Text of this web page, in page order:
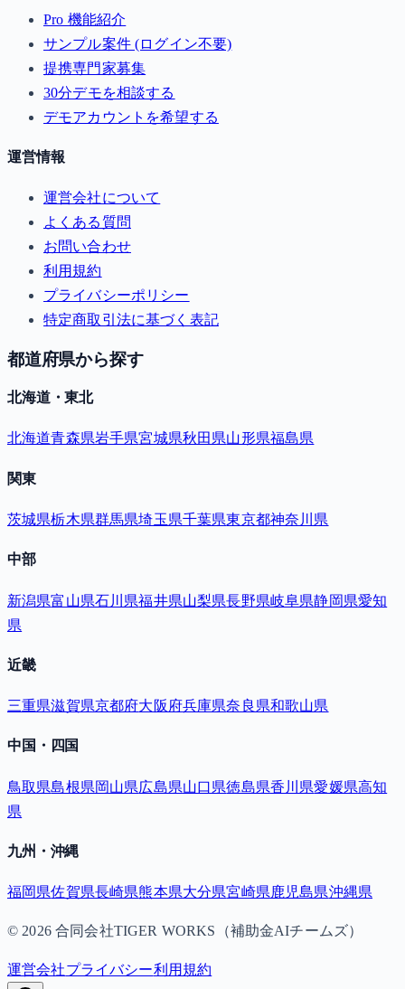
Pro 機能紹介
サンプル案件 (ログイン不要)
提携専門家募集
30分デモを相談する
デモアカウントを希望する
運営情報
運営会社について
よくある質問
お問い合わせ
利用規約
プライバシーポリシー
特定商取引法に基づく表記
都道府県から探す
北海道・東北
北海道青森県岩手県宮城県秋田県山形県福島県
関東
茨城県栃木県群馬県埼玉県千葉県東京都神奈川県
中部
新潟県富山県石川県福井県山梨県長野県岐阜県静岡県愛知
県
近畿
三重県滋賀県京都府大阪府兵庫県奈良県和歌山県
中国・四国
鳥取県島根県岡山県広島県山口県徳島県香川県愛媛県高知
県
九州・沖縄
福岡県佐賀県長崎県熊本県大分県宮崎県鹿児島県沖縄県
© 2026合同会社TIGER WORKS（補助金AIチームズ）
運営会社プライバシー利用規約